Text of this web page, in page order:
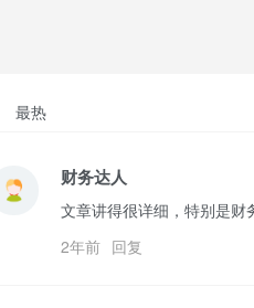
最热
财务达人
文章讲得很详细，特别是财
2年前 回复